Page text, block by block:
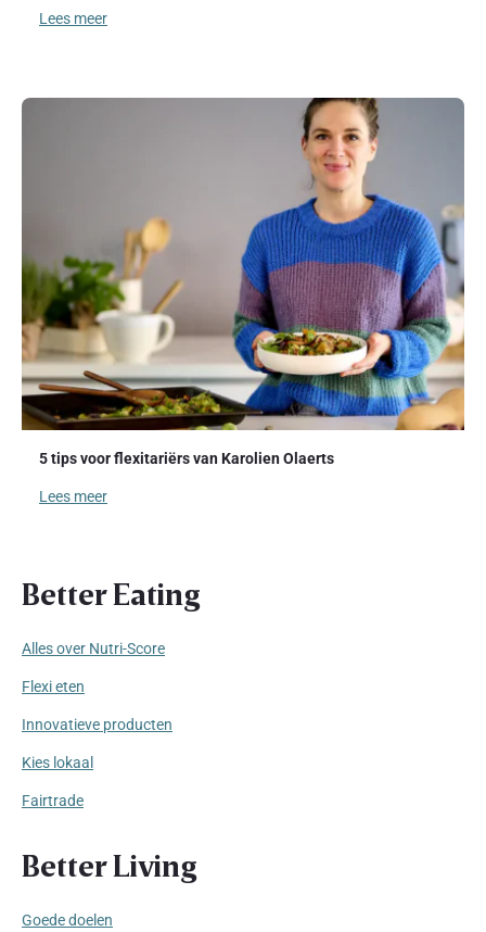
Lees meer
5 tips voor flexitariërs van Karolien Olaerts
Lees meer
Better Eating
Alles over Nutri-Score
Flexi eten
Innovatieve producten
Kies lokaal
Fairtrade
Better Living
Goede doelen